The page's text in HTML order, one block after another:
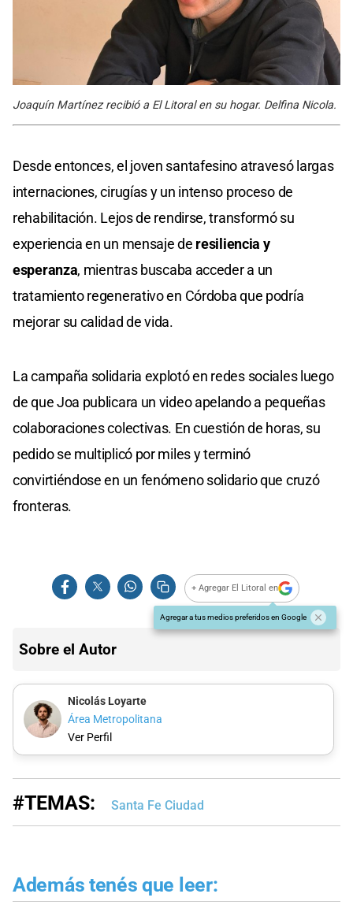
Joaquín Martínez recibió a El Litoral en su hogar. Delfina Nicola.
Desde entonces, el joven santafesino atravesó largas
internaciones, cirugías y un intenso proceso de
rehabilitación. Lejos de rendirse, transformó su
experiencia en un mensaje de resiliencia y
esperanza, mientras buscaba acceder a un
tratamiento regenerativo en Córdoba que podría
mejorar su calidad de vida.
La campaña solidaria explotó en redes sociales luego
de que Joa publicara un video apelando a pequeñas
colaboraciones colectivas. En cuestión de horas, su
pedido se multiplicó por miles y terminó
convirtiéndose en un fenómeno solidario que cruzó
fronteras.
+ Agregar El Litoral en
Agregar a tus medios preferidos en Google
Sobre el Autor
Nicolás Loyarte
Área Metropolitana
Ver Perfil
#TEMAS: Santa Fe Ciudad
Además tenés que leer: